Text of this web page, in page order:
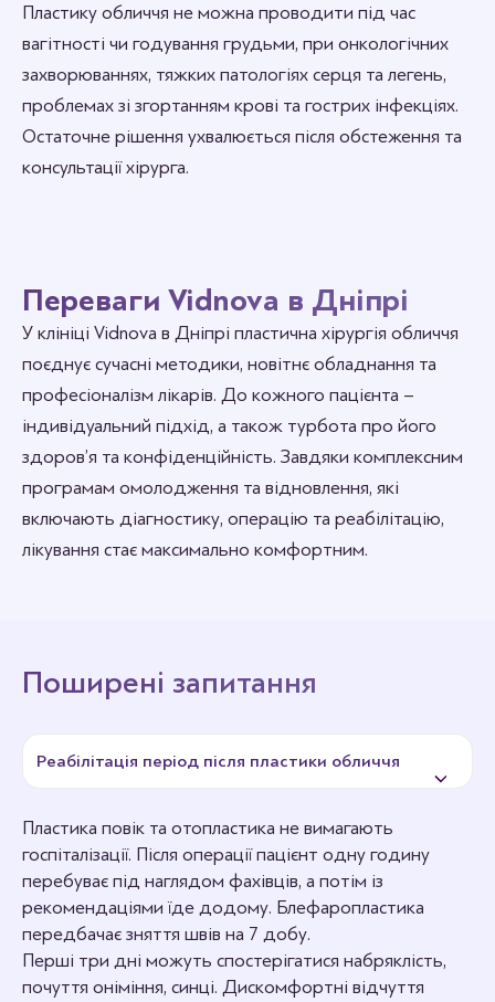
Пластику обличчя не можна проводити під час
вагітності чи годування грудьми, при онкологічних
захворюваннях, тяжких патологіях серця та легень,
проблемах зі згортанням крові та гострих інфекціях.
Остаточне рішення ухвалюється після обстеження та
консультації хірурга.
Переваги Vidnova в Дніпрі
У клініці Vidnova в Дніпрі пластична хірургія обличчя
поєднує сучасні методики, новітнє обладнання та
професіоналізм лікарів. До кожного пацієнта –
індивідуальний підхід, а також турбота про його
здоров’я та конфіденційність. Завдяки комплексним
програмам омолодження та відновлення, які
включають діагностику, операцію та реабілітацію,
лікування стає максимально комфортним.
Поширені запитання
Реабілітація період після пластики обличчя
Пластика повік та отопластика не вимагають
госпіталізації. Після операції пацієнт одну годину
перебуває під наглядом фахівців, а потім із
рекомендаціями їде додому. Блефаропластика
передбачає зняття швів на 7 добу.
Перші три дні можуть спостерігатися набряклість,
почуття оніміння, синці. Дискомфортні відчуття